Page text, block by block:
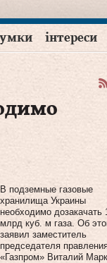
інтереси
В подземные газовые
хранилища Украины
необходимо дозакачать
млрд куб. м газа. Об
заявил заместитель
председателя
«Газпром» Виталий